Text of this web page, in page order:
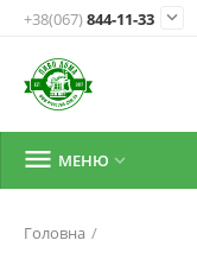
+38(067)844-11-33 
 МЕНЮ 
Головна /